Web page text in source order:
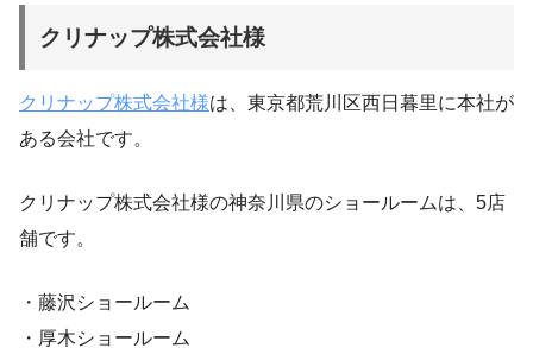
クリナップ株式会社様
クリナップ株式会社様は、東京都荒川区西日暮里に本社が
ある会社です。
クリナップ株式会社様の神奈川県のショールームは、5店
舗です。
・藤沢ショールーム
・厚木ショールーム